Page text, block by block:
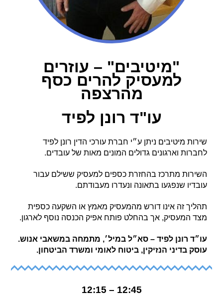
"מיטיבים" – עוזרים
למעסיק להרים כסף
מהרצפה
עו"ד רונן לפיד
שירות מיטיבים ניתן ע״י חברת עורכי הדין רונן לפיד
לחברות וארגונים גדולים המונים מאות של עובדים.
השירות מתרכז בהחזרת כספים למעסיק ששילם עבור
עובדיו שנפגעו בתאונה ונעדרו מעבודתם.
תהליך זה אינו דורש מהמעסיק מאמץ או השקעה כספית
מצד המעסיק, אך בהחלט פותח אפיק הכנסה נוסף לארגון.
עו״ד רונן לפיד – סא״ל במיל׳, מתמחה במשאבי אנוש.
עוסק בדיני הנזיקין, ביטוח לאומי ומשרד הביטחון.
12:45 – 12:15